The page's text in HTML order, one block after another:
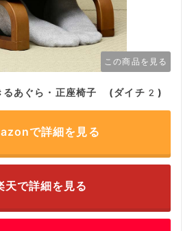
この商品を見る
るあぐら・正座椅子 (ダイチ2)
で詳細を見る
天で詳細を見る